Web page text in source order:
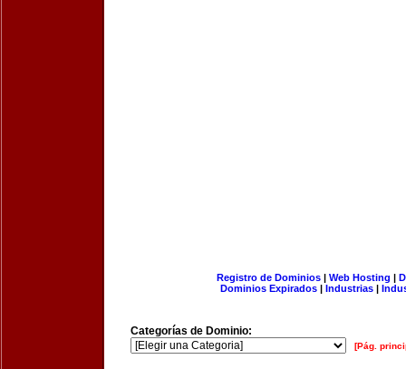
Registro de Dominios| Web Hosting |
Dominios Expirados | Industrias |
Categorías de Dominio:
[Pág.